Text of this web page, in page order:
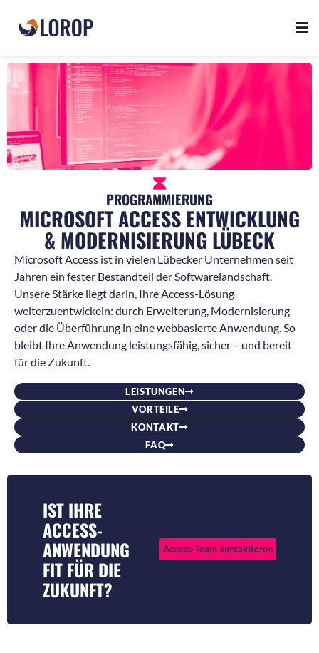
PROGRAMMIERUNG
MICROSOFT ACCESS ENTWICKLUNG
& MODERNISIERUNG LÜBECK
Microsoft Access ist in vielen Lübecker Unternehmen seit
Jahren ein fester Bestandteil der Softwarelandschaft.
Unsere Stärke liegt darin, Ihre Access-Lösung
weiterzuentwickeln: durch Erweiterung, Modernisierung
oder die Überführung in eine webbasierte Anwendung. So
bleibt Ihre Anwendung leistungsfähig, sicher – und bereit
für die Zukunft.
LEISTUNGEN
VORTEILE
KONTAKT
FAQ
IST IHRE
ACCESS-
ANWENDUNG
FIT FÜR DIE
ZUKUNFT?
Access-Team kontaktieren